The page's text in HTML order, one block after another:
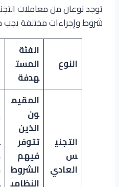
توجد نوعان من معاملات
شروط وإجراءات مختلفة يجب
النوع
الفئة
المست
هدفة
التجني
س
العادي
المقيم
ون
الذين
تتوفر
فيهم
الشروط
النظامي